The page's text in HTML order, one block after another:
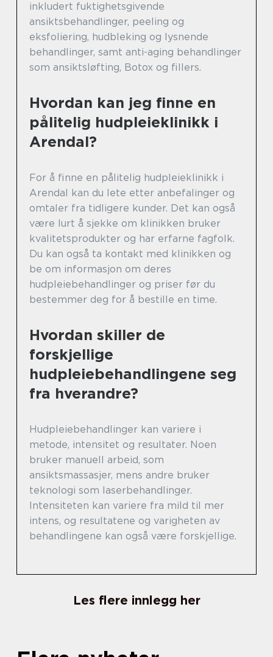
inkludert fuktighetsgivende
ansiktsbehandlinger, peeling og
eksfoliering, hudbleking og lysnende
behandlinger, samt anti-aging behandlinger
som ansiktsløfting, Botox og fillers.
Hvordan kan jeg finne en
pålitelig hudpleieklinikk i
Arendal?
For å finne en pålitelig hudpleieklinikk i
Arendal kan du lete etter anbefalinger og
omtaler fra tidligere kunder. Det kan også
være lurt å sjekke om klinikken bruker
kvalitetsprodukter og har erfarne fagfolk.
Du kan også ta kontakt med klinikken og
be om informasjon om deres
hudpleiebehandlinger og priser før du
bestemmer deg for å bestille en time.
Hvordan skiller de
forskjellige
hudpleiebehandlingene seg
fra hverandre?
Hudpleiebehandlinger kan variere i
metode, intensitet og resultater. Noen
bruker manuell arbeid, som
ansiktsmassasjer, mens andre bruker
teknologi som laserbehandlinger.
Intensiteten kan variere fra mild til mer
intens, og resultatene og varigheten av
behandlingene kan også være forskjellige.
Les flere innlegg her